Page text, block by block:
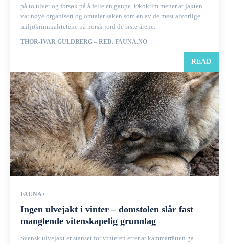
på to ulver og forsøk på å felle en gaupe. Økokrim mener at jakten
var nøye organisert og omtaler saken som en av de mest alvorlige
miljøkriminalitetene på norsk jord de siste årene.
THOR-IVAR GULDBERG – RED. FAUNA.NO
READ
FAUNA+
Ingen ulvejakt i vinter – domstolen slår fast
manglende vitenskapelig grunnlag
Svensk ulvejakt er stanset for vinteren etter at kammarrätten ga